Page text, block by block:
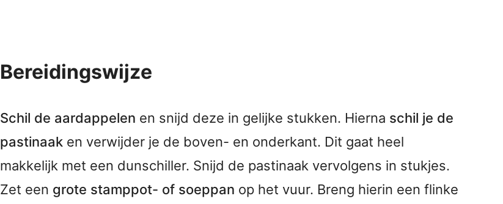
Bereidingswijze
Schil de aardappelen en snijd deze in gelijke stukken. Hierna schil je de
pastinaaken verwijder je de boven- en onderkant. Dit gaat heel
makkelijk met een dunschiller. Snijd de pastinaak vervolgens in stukjes.
Zet een grote stamppot- of soeppan op het vuur. Breng hierin een flinke